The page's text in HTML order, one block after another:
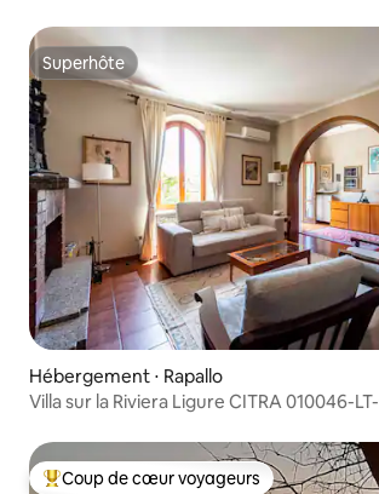
Superhôte
Superhôte
Hébergement ⋅ Rapallo
Villa sur la Riviera Ligure CITRA 010046-
Coups de cœur voyageurs les plus
Coup de cœur voyageurs